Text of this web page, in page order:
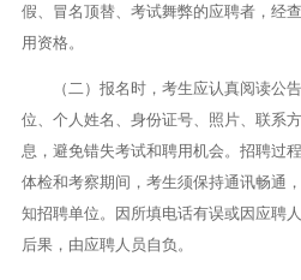
假、冒名顶替、考试舞弊的应聘者，经
用资格。
（二）报名时，考生应认真阅读公
位、个人姓名、身份证号、照片、联系
息，避免错失考试和聘用机会。招聘过
体检和考察期间，考生须保持通讯畅通
知招聘单位。因所填电话有误或因应聘
后果，由应聘人员自负。